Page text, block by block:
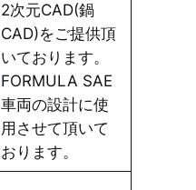
2次元CAD(鍋
CAD)をご提供頂
いております。
FORMULA SAE
車両の設計に使
用させて頂いて
おります。